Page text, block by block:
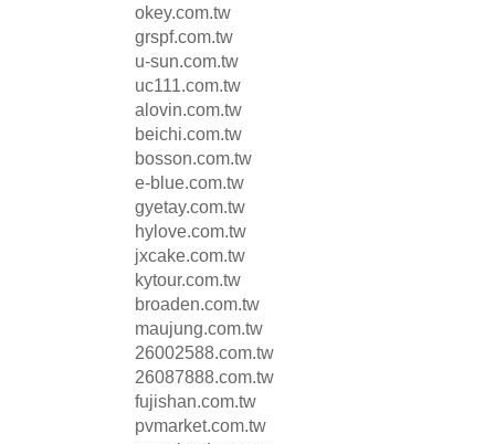
okey.com.tw
grspf.com.tw
u-sun.com.tw
uc111.com.tw
alovin.com.tw
beichi.com.tw
bosson.com.tw
e-blue.com.tw
gyetay.com.tw
hylove.com.tw
jxcake.com.tw
kytour.com.tw
broaden.com.tw
maujung.com.tw
26002588.com.tw
26087888.com.tw
fujishan.com.tw
pvmarket.com.tw